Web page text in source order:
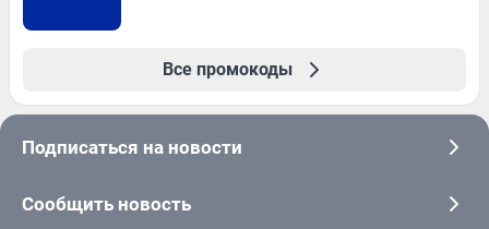
Все промокоды
Подписаться на новости
Сообщить новость